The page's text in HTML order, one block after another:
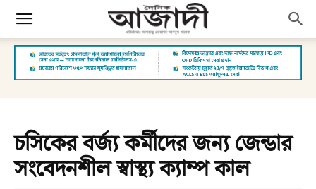
চসিকের বর্জ্য কর্মীদের জন্য জেন্ডার
সংবেদনশীল স্বাস্থ্য ক্যাম্প কাল